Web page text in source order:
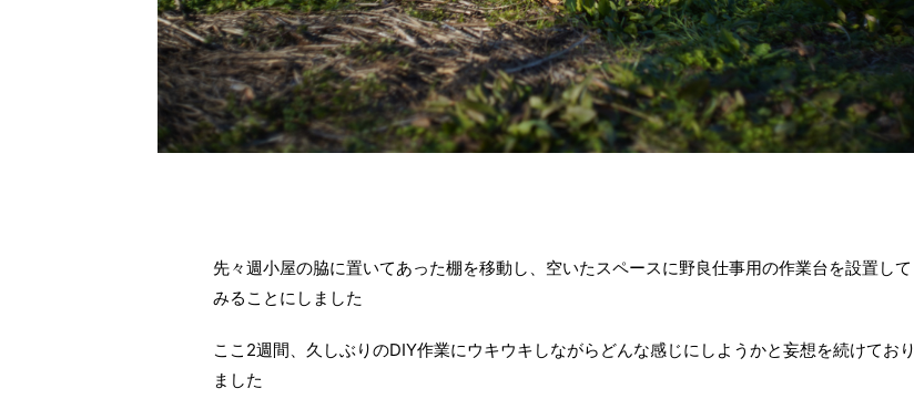
先々週小屋の脇に置いてあった棚を移動し、空いたスペースに野良仕事用の作業台を設置して
みることにしました
ここ2週間、久しぶりのDIY作業にウキウキしながらどんな感じにしようかと妄想を続けており
ました